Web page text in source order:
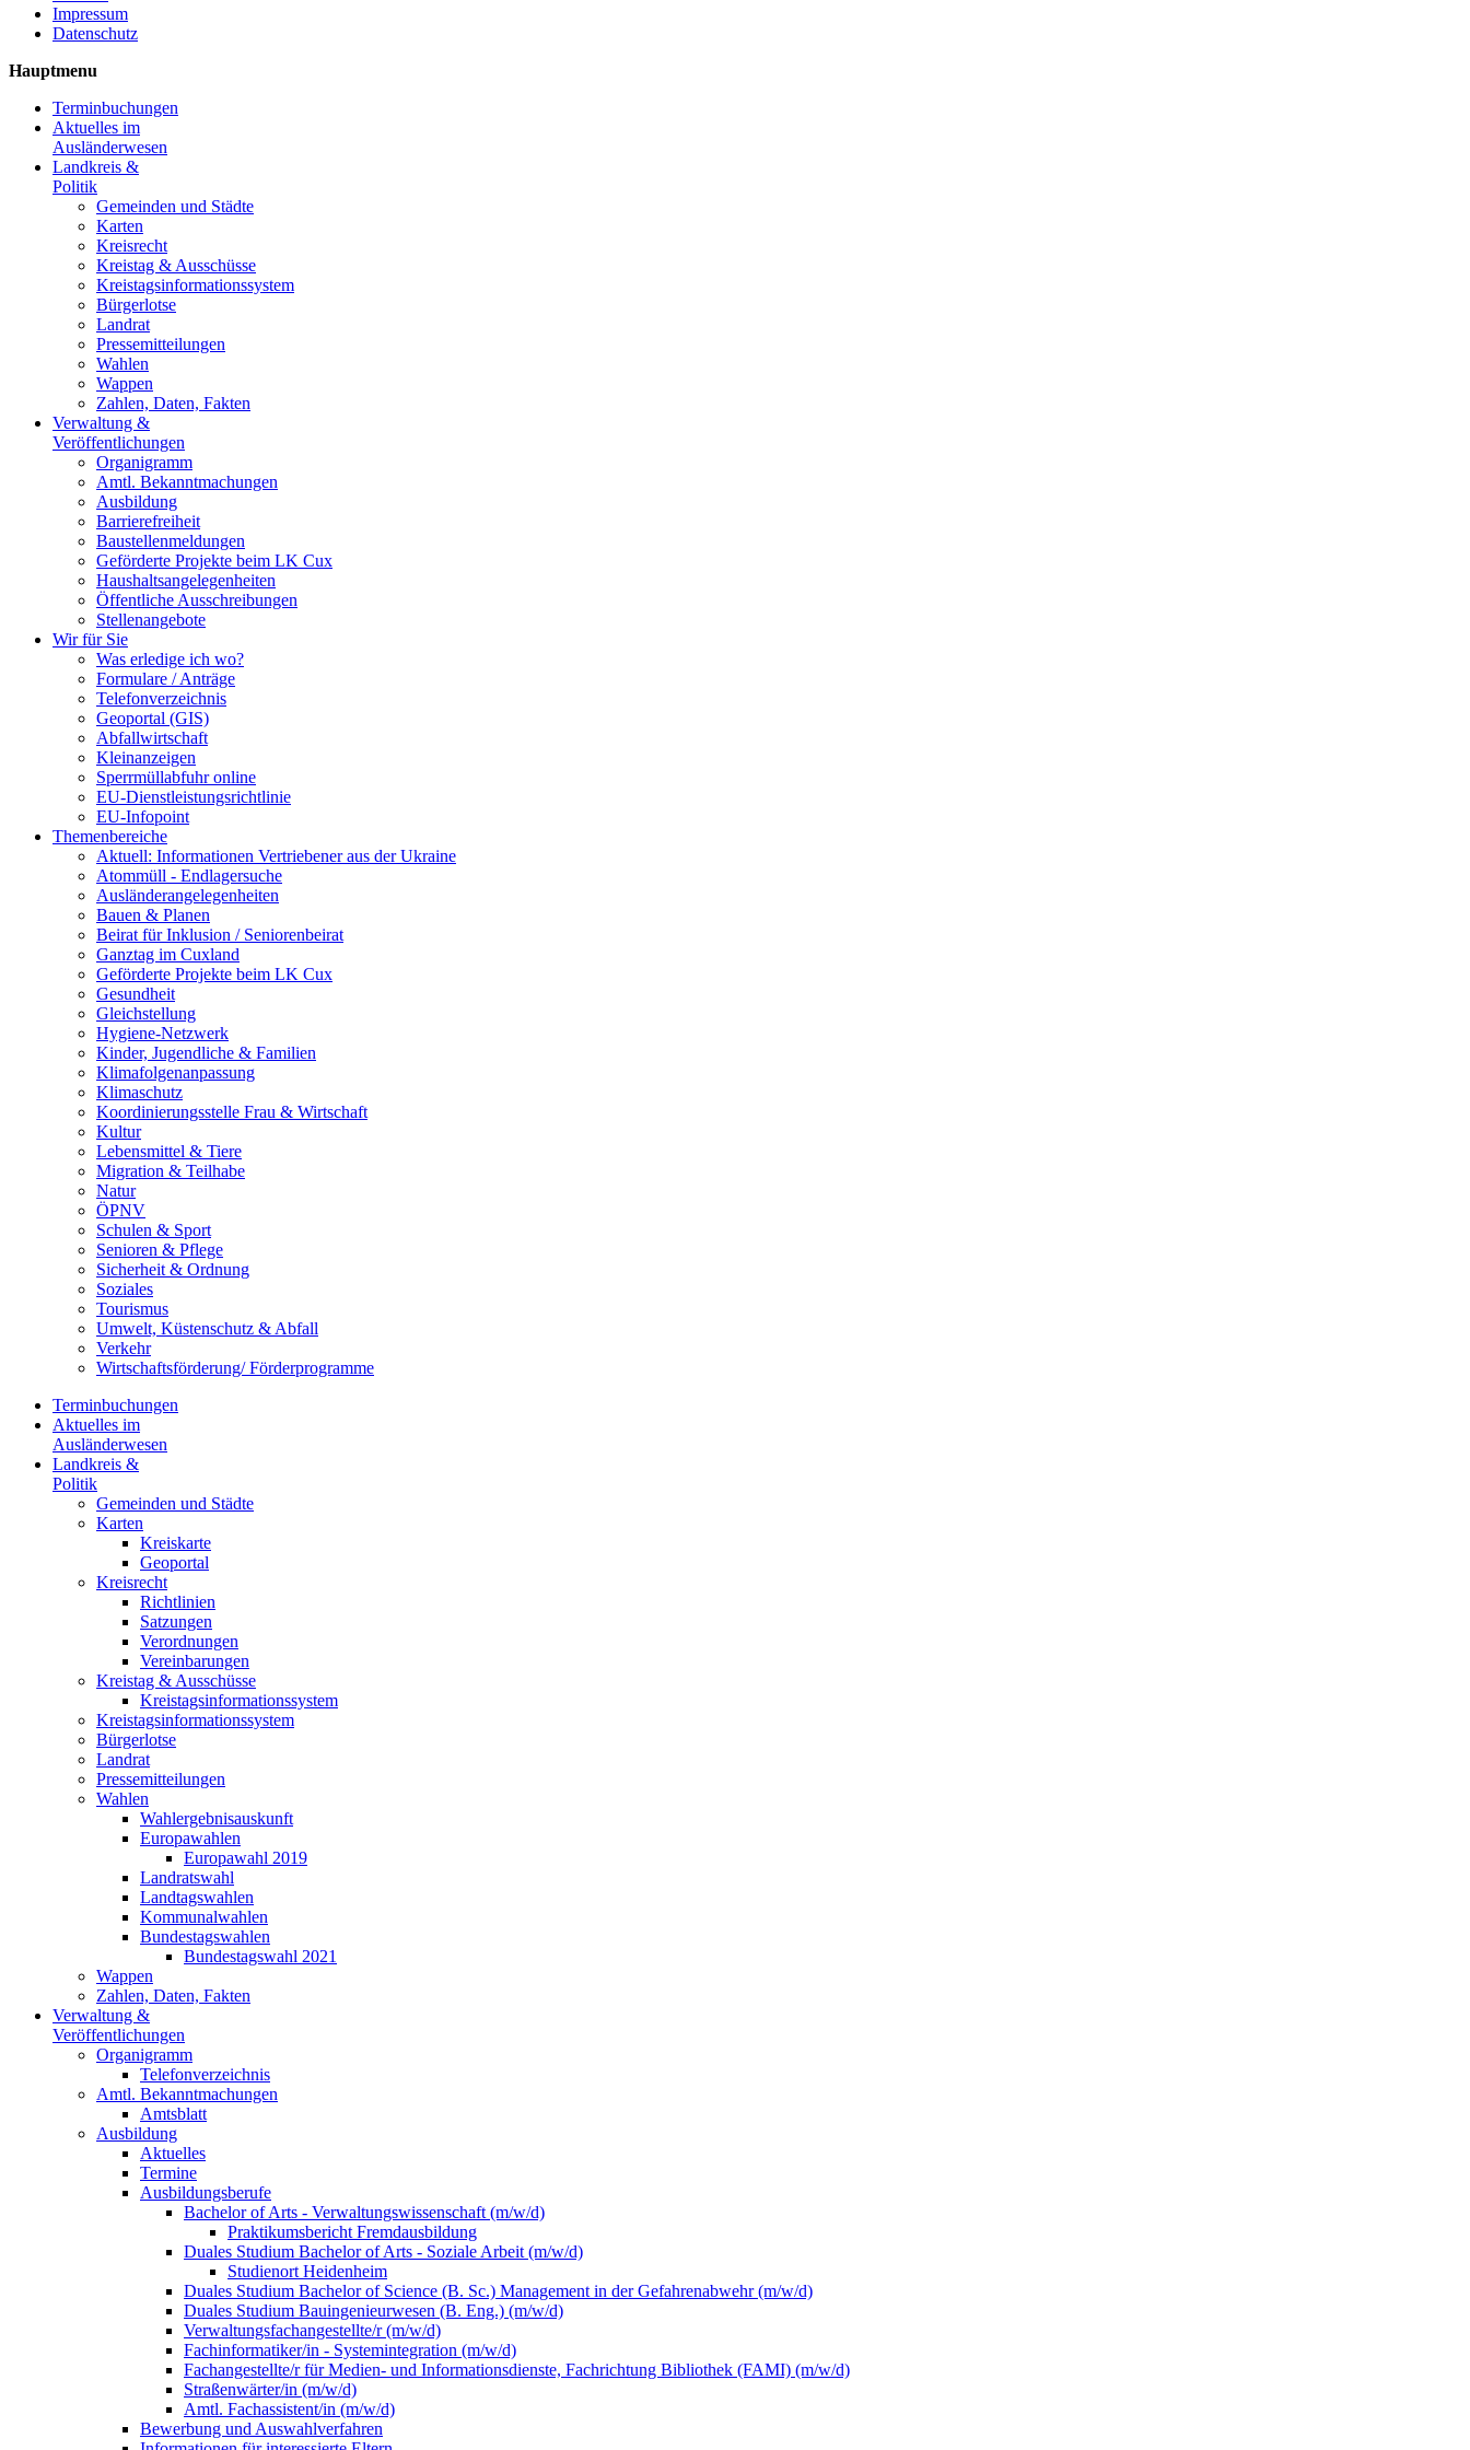
Impressum
Datenschutz
Hauptmenu
Terminbuchungen
Aktuelles im
Ausländerwesen
Landkreis &
Politik
Gemeinden und Städte
Karten
Kreisrecht
Kreistag & Ausschüsse
Kreistagsinformationssystem
Bürgerlotse
Landrat
Pressemitteilungen
Wahlen
Wappen
Zahlen, Daten, Fakten
Verwaltung &
Veröffentlichungen
Organigramm
Amtl. Bekanntmachungen
Ausbildung
Barrierefreiheit
Baustellenmeldungen
Geförderte Projekte beim LK Cux
Haushaltsangelegenheiten
Öffentliche Ausschreibungen
Stellenangebote
Wir für Sie
Was erledige ich wo?
Formulare / Anträge
Telefonverzeichnis
Geoportal (GIS)
Abfallwirtschaft
Kleinanzeigen
Sperrmüllabfuhr online
EU-Dienstleistungsrichtlinie
EU-Infopoint
Themenbereiche
Aktuell: Informationen Vertriebener aus der Ukraine
Atommüll - Endlagersuche
Ausländerangelegenheiten
Bauen & Planen
Beirat für Inklusion / Seniorenbeirat
Ganztag im Cuxland
Geförderte Projekte beim LK Cux
Gesundheit
Gleichstellung
Hygiene-Netzwerk
Kinder, Jugendliche & Familien
Klimafolgenanpassung
Klimaschutz
Koordinierungsstelle Frau & Wirtschaft
Kultur
Lebensmittel & Tiere
Migration & Teilhabe
Natur
ÖPNV
Schulen & Sport
Senioren & Pflege
Sicherheit & Ordnung
Soziales
Tourismus
Umwelt, Küstenschutz & Abfall
Verkehr
Wirtschaftsförderung/ Förderprogramme
Terminbuchungen
Aktuelles im
Ausländerwesen
Landkreis &
Politik
Gemeinden und Städte
Karten
Kreiskarte
Geoportal
Kreisrecht
Richtlinien
Satzungen
Verordnungen
Vereinbarungen
Kreistag & Ausschüsse
Kreistagsinformationssystem
Kreistagsinformationssystem
Bürgerlotse
Landrat
Pressemitteilungen
Wahlen
Wahlergebnisauskunft
Europawahlen
Europawahl 2019
Landratswahl
Landtagswahlen
Kommunalwahlen
Bundestagswahlen
Bundestagswahl 2021
Wappen
Zahlen, Daten, Fakten
Verwaltung &
Veröffentlichungen
Organigramm
Telefonverzeichnis
Amtl. Bekanntmachungen
Amtsblatt
Ausbildung
Aktuelles
Termine
Ausbildungsberufe
Bachelor of Arts - Verwaltungswissenschaft (m/w/d)
Praktikumsbericht Fremdausbildung
Duales Studium Bachelor of Arts - Soziale Arbeit (m/w/d)
Studienort Heidenheim
Duales Studium Bachelor of Science (B. Sc.) Management in der Gefahrenabwehr (m/w/d)
Duales Studium Bauingenieurwesen (B. Eng.) (m/w/d)
Verwaltungsfachangestellte/r (m/w/d)
Fachinformatiker/in - Systemintegration (m/w/d)
Fachangestellte/r für Medien- und Informationsdienste, Fachrichtung Bibliothek (FAMI) (m/w/d)
Straßenwärter/in (m/w/d)
Amtl. Fachassistent/in (m/w/d)
Bewerbung und Auswahlverfahren